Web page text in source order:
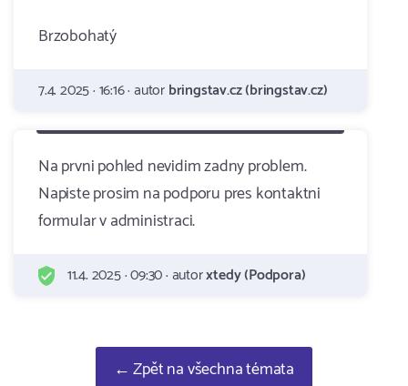
Brzobohatý
7.4. 2025 · 16:16 · autorbringstav.cz (bringstav.cz)
Na prvni pohled nevidim zadny problem.
Napiste prosim na podporu pres kontaktni
formular v administraci.
11.4. 2025 · 09:30 · autorxtedy (Podpora)
← Zpět na všechna témata